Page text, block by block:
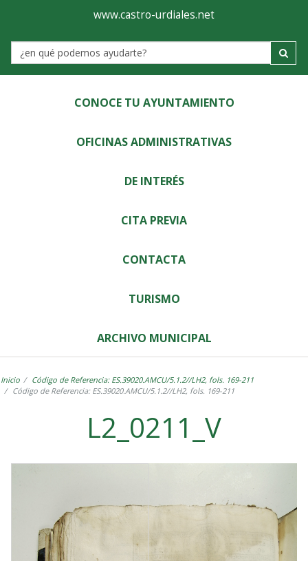
Ayuntamiento
de
Castro-
Urdiales
www.castro-urdiales.net
Label
CONOCE TU AYUNTAMIENTO
OFICINAS ADMINISTRATIVAS
DE INTERÉS
CITA PREVIA
CONTACTA
TURISMO
ARCHIVO MUNICIPAL
Inicio
Código de Referencia: ES.39020.AMCU/5.1.2//LH2, fols. 169-211
Código de Referencia: ES.39020.AMCU/5.1.2//LH2, fols. 169-211
L2_0211_V